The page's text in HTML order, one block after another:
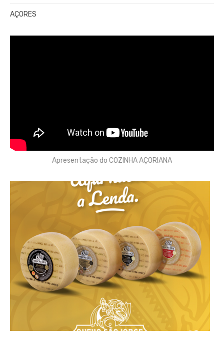
AÇORES
Apresentação do COZINHA AÇORIANA